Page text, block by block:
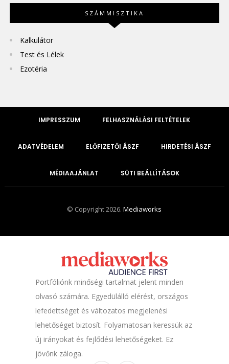
SZÁMMISZTIKA
Kalkulátor
Test és Lélek
Ezotéria
IMPRESSZUM FELHASZNÁLÁSI FELTÉTELEK
ADATVÉDELEM ELŐFIZETŐI ÁSZF HIRDETÉSI ÁSZF
MÉDIAAJÁNLAT SÜTI BEÁLLÍTÁSOK
© Copyright 2026.Mediaworks
Portfóliónk minőségi tartalmat jelent minden
olvasó számára. Egyedülálló elérést, országos
lefedettséget és változatos megjelenési
lehetőséget biztosít. Folyamatosan keressük az
új irányokat és fejlődési lehetőségeket. Ez
jövőnk záloga.